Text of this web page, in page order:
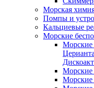
Морская
Помпы и
Кальциевые
Морские
Морские
Морские
Морские